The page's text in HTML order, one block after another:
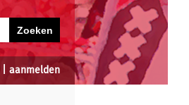
aanmelden